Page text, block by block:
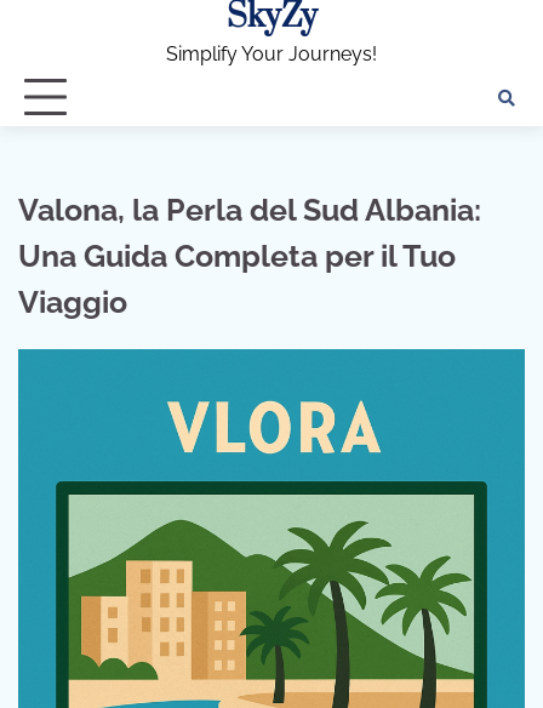
SkyZy
Simplify Your Journeys!
Valona, la Perla del Sud Albania:
Una Guida Completa per il Tuo
Viaggio